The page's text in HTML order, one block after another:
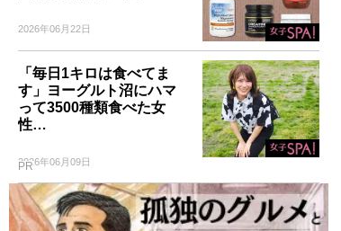
2026年06月22日
「毎日1キロは食べてま
す」ヨーグルト沼にハマ
って3500種類食べた女
性…
2026年06月09日
PR